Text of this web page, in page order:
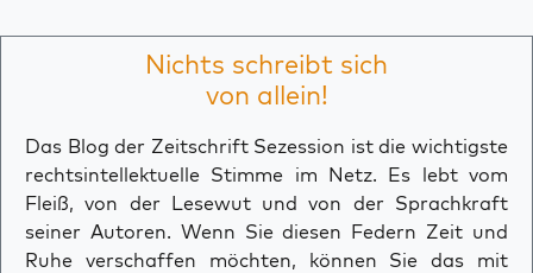
Nichts schreibt sich
von allein!
Das Blog der Zeitschrift Sezession ist die wichtigste
rechtsintellektuelle Stimme im Netz. Es lebt vom
Fleiß, von der Lesewut und von der Sprachkraft
seiner Autoren. Wenn Sie diesen Federn Zeit und
Ruhe verschaffen möchten, können Sie das mit